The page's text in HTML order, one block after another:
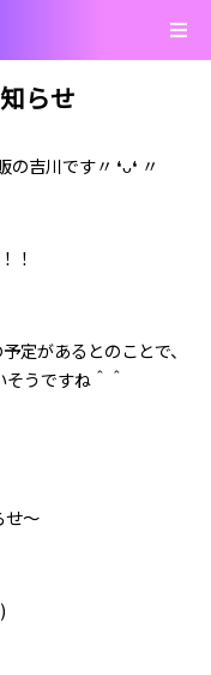
らせ
吉川です〃 ❛ᴗ❛ 〃
！
定があるとのことで、
うですね＾＾
せ～